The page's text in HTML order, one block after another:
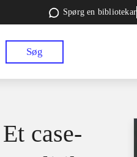
Spørg en bibliotekar
Søg
case-